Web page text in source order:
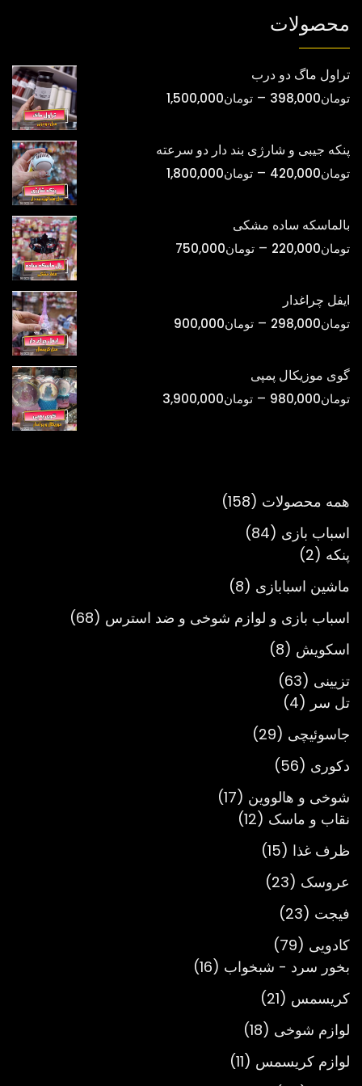
محصولات
تراول ماگ دو درب
تومان398,000
– تومان1,500,000محدوده
پنکه جیبی و شارژی بند دار دو سرعته
تومان420,000
– تومان1,800,000محدوده
تومان420,000
بالماسکه ساده مشکی
تومان220,000
– تومان750,000
تومان750,000
ایفل چراغدار
تومان298,000
– تومان900,000
تومان900,000
گوی موزیکال پمپی
تومان980,000
– تومان3,900,000
همه محصولات
158
158
اسباب بازی 84
84
پنکه 2
2
محصول
ماشین اسبابازی 8
8
اسباب بازی و لوازم شوخی و ضد استرس 68
68
اسکویش 8
8
تزیینی 63
63
محصول
تل سر 4
4
محصول
جاسوئیچی 29
29
دکوری 56
56
محصول
شوخی و هالووین 17
17
نقاب و ماسک 12
12
ظرف غذا 15
15
محصول
عروسک 23
23
فیجت 23
23
محصول
کادویی 79
79
محصول
بخور سرد - شبخواب 16
16
کریسمس 21
21
محصول
لوازم شوخی 18
18
محصول
لوازم کریسمس 11
11